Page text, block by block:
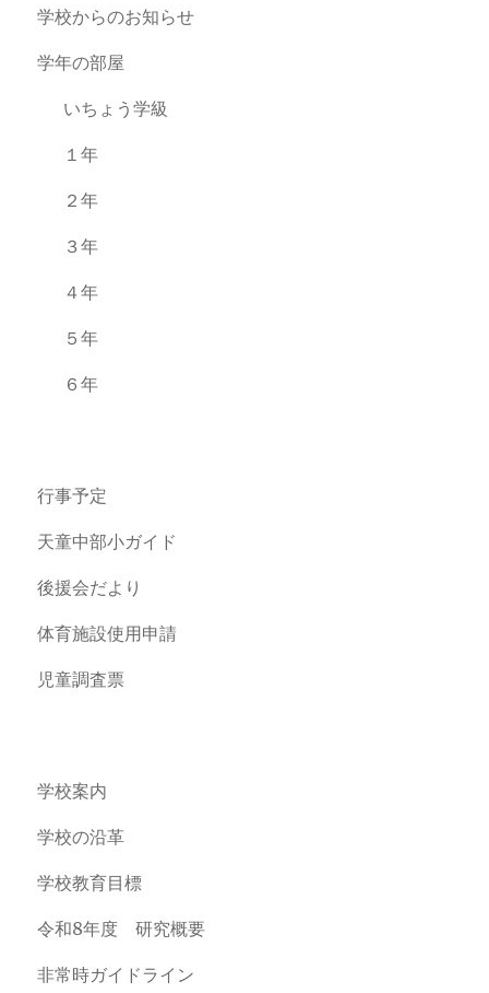
学校からのお知らせ
学年の部屋
いちょう学級
１年
２年
３年
４年
５年
６年
行事予定
天童中部小ガイド
後援会だより
体育施設使用申請
児童調査票
学校案内
学校の沿革
学校教育目標
令和8年度 研究概要
非常時ガイドライン